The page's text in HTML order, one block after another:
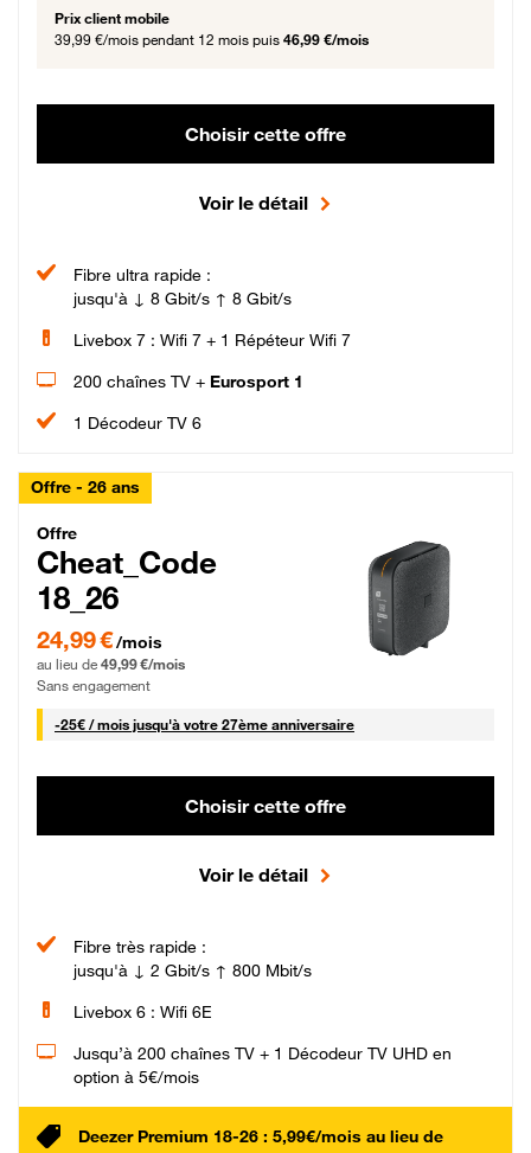
Prix client mobile
39,99 €/mois pendant 12 mois puis 46,99 €/mois
Choisir cette offre
Voir le détail
Fibre ultra rapide :
jusqu'à ↓ 8 Gbit/s ↑ 8 Gbit/s
Livebox 7 : Wifi 7 + 1 Répéteur Wifi 7
200 chaînes TV + Eurosport 1
1 Décodeur TV 6
Offre - 26 ans
Cheat_Code Fibre_18_26
Offre
Cheat_Code
18_26
24,99 € par mois pendant 0 mois puis 49,99 € par mois, Sans engagement
24,99 €/mois
au lieu de 49,99 €/mois
Sans engagement
-25€ / mois25 € par mois
jusqu'à votre 27ème anniversaire
Choisir cette offre
Voir le détail
Fibre très rapide :
jusqu'à ↓ 2 Gbit/s ↑ 800 Mbit/s
Livebox 6 : Wifi 6E
Jusqu’à 200 chaînes TV + 1 Décodeur TV UHD en
option à 5€/mois
Deezer Premium 18-26 : 5,99€/mois au lieu de